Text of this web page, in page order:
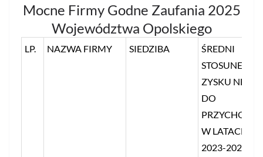
Mocne Firmy Godne Zaufania 2025
Województwa Opolskiego
LP. NAZWA FIRMY SIEDZIBA
ŚREDNI
STOSUNEK
ZYSKU NETTO
DO
W LATACH
2023-2024 W